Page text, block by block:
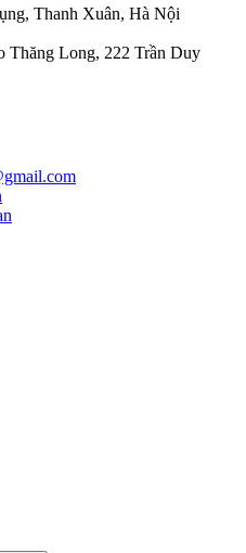
Thanh Xuân, Hà Nội
Thăng Long, 222 Trần Duy